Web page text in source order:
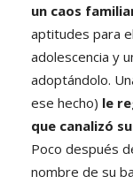
un caos
aptitudes para
adolescencia y
adoptándolo.
ese hecho) le
que canalizó
Poco después
nombre de su